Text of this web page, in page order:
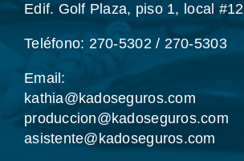
Edif. Golf Plaza, piso 1, local #12
Teléfono: 270-5302 / 270-5303
Email:
kathia@kadoseguros.com
produccion@kadoseguros.com
asistente@kadoseguros.com